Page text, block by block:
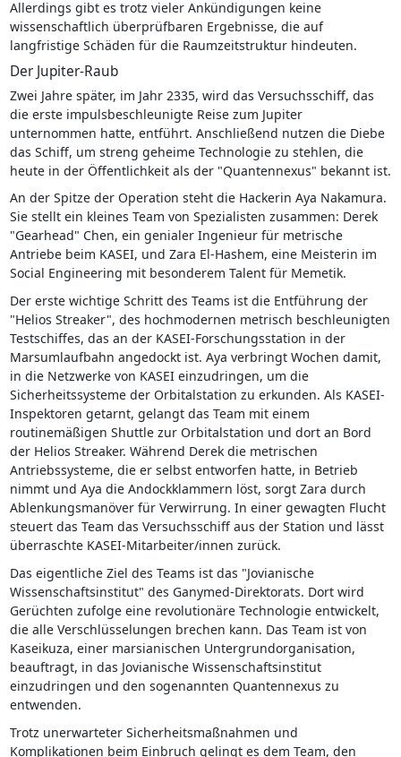
Allerdings gibt es trotz vieler Ankündigungen keine
wissenschaftlich überprüfbaren Ergebnisse, die auf
langfristige Schäden für die Raumzeitstruktur hindeuten.
Der Jupiter-Raub
Zwei Jahre später, im Jahr 2335, wird das Versuchsschiff, das
die erste impulsbeschleunigte Reise zum Jupiter
unternommen hatte, entführt. Anschließend nutzen die Diebe
das Schiff, um streng geheime Technologie zu stehlen, die
heute in der Öffentlichkeit als der "Quantennexus" bekannt ist.
An der Spitze der Operation steht die Hackerin Aya Nakamura.
Sie stellt ein kleines Team von Spezialisten zusammen: Derek
"Gearhead" Chen, ein genialer Ingenieur für metrische
Antriebe beim KASEI, und Zara El-Hashem, eine Meisterin im
Social Engineering mit besonderem Talent für Memetik.
Der erste wichtige Schritt des Teams ist die Entführung der
"Helios Streaker", des hochmodernen metrisch beschleunigten
Testschiffes, das an der KASEI-Forschungsstation in der
Marsumlaufbahn angedockt ist. Aya verbringt Wochen damit,
in die Netzwerke von KASEI einzudringen, um die
Sicherheitssysteme der Orbitalstation zu erkunden. Als KASEI-
Inspektoren getarnt, gelangt das Team mit einem
routinemäßigen Shuttle zur Orbitalstation und dort an Bord
der Helios Streaker. Während Derek die metrischen
Antriebssysteme, die er selbst entworfen hatte, in Betrieb
nimmt und Aya die Andockklammern löst, sorgt Zara durch
Ablenkungsmanöver für Verwirrung. In einer gewagten Flucht
steuert das Team das Versuchsschiff aus der Station und lässt
überraschte KASEI-Mitarbeiter/innen zurück.
Das eigentliche Ziel des Teams ist das "Jovianische
Wissenschaftsinstitut" des Ganymed-Direktorats. Dort wird
Gerüchten zufolge eine revolutionäre Technologie entwickelt,
die alle Verschlüsselungen brechen kann. Das Team ist von
Kaseikuza, einer marsianischen Untergrundorganisation,
beauftragt, in das Jovianische Wissenschaftsinstitut
einzudringen und den sogenannten Quantennexus zu
entwenden.
Trotz unerwarteter Sicherheitsmaßnahmen und
Komplikationen beim Einbruch gelingt es dem Team, den